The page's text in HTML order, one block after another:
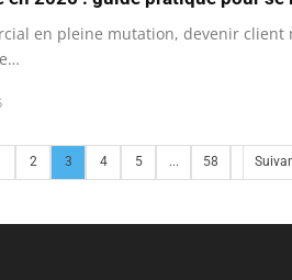
en pleine mutation, devenir client
2 3 4 5 ... 58